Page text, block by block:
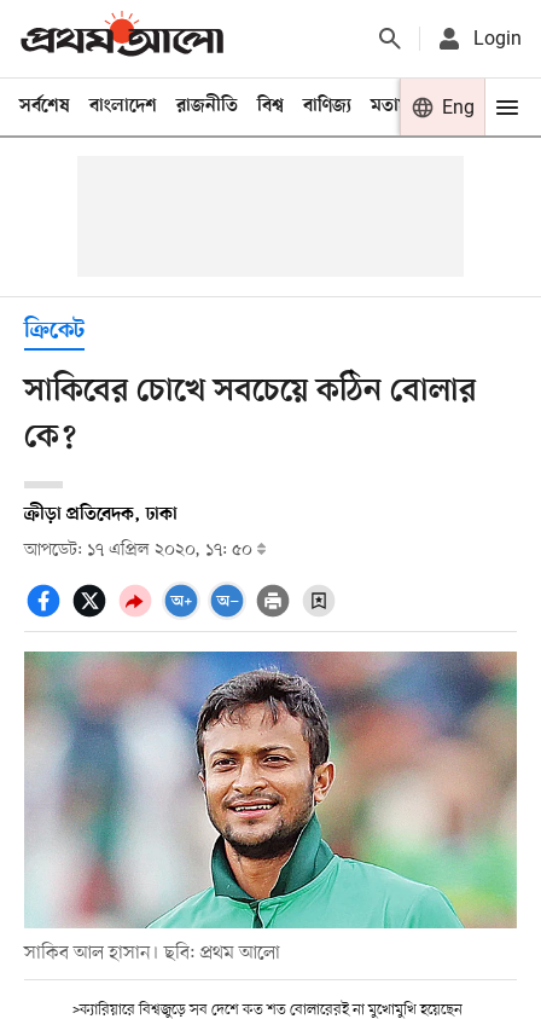
Login
সর্বশেষ বাংলাদেশ রাজনীতি বিশ্ব বাণিজ্য মতামত খেলা
Eng
ক্রিকেট
সাকিবের চোখে সবচেয়ে কঠিন বোলার
কে?
ক্রীড়া প্রতিবেদক, ঢাকা
আপডেট: ১৭ এপ্রিল ২০২০, ১৭: ৫০
সাকিব আল হাসান। ছবি: প্রথম আলো
>ক্যারিয়ারে বিশ্বজুড়ে সব দেশে কত শত বোলারেরই না মুখোমুখি হয়েছেন